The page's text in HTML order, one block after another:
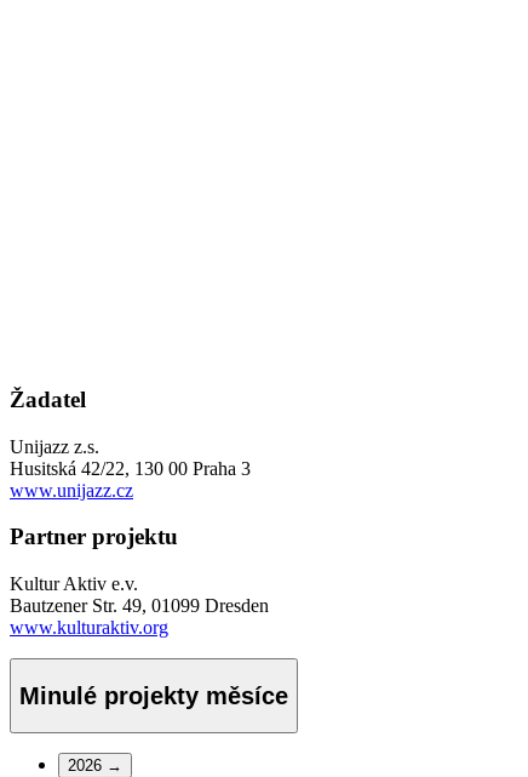
Žadatel
Unijazz z.s.
Husitská 42/22, 130 00 Praha 3
www.unijazz.cz
Partner projektu
Kultur Aktiv e.v.
Bautzener Str. 49, 01099 Dresden
www.kulturaktiv.org
Minulé projekty měsíce
2026 →